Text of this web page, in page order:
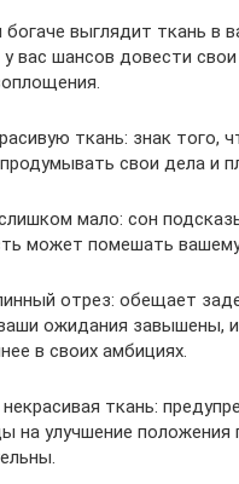
выглядит ткань в
вас шансов довести
ткань: знак того,
свои дела и
мало: сон
может помешать вашему
отрез: обещает
ожидания завышены,
в своих амбициях.
ткань:
на улучшение положения